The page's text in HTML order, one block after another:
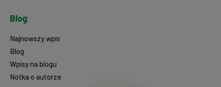
Blog
Najnowszy wpis
Blog
Wpisy na blogu
Notka o autorze